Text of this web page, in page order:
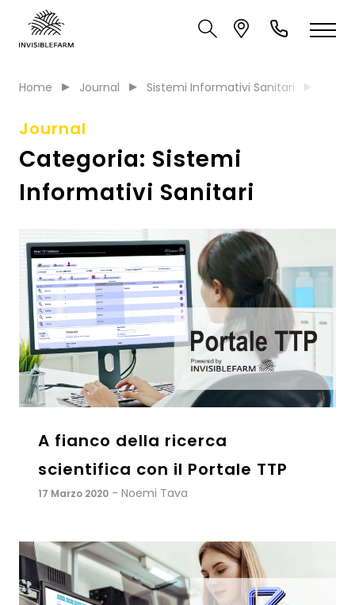
Home Journal Sistemi Informativi Sanitari
Journal
Categoria: Sistemi
Informativi Sanitari
A fianco della ricerca
scientifica con il Portale TTP
17 Marzo 2020 - Noemi Tava